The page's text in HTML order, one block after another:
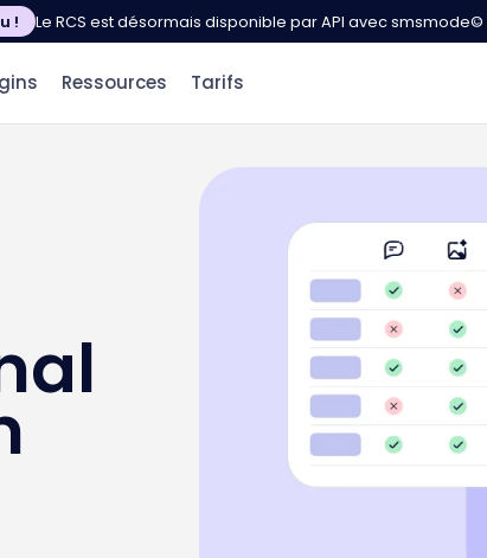
! Le RCS est désormais disponible par API avec smsmode©
Ressources Tarifs